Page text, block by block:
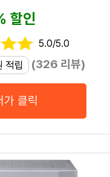
할인
5.0/5.0
적립 (326 리뷰)
가 클릭